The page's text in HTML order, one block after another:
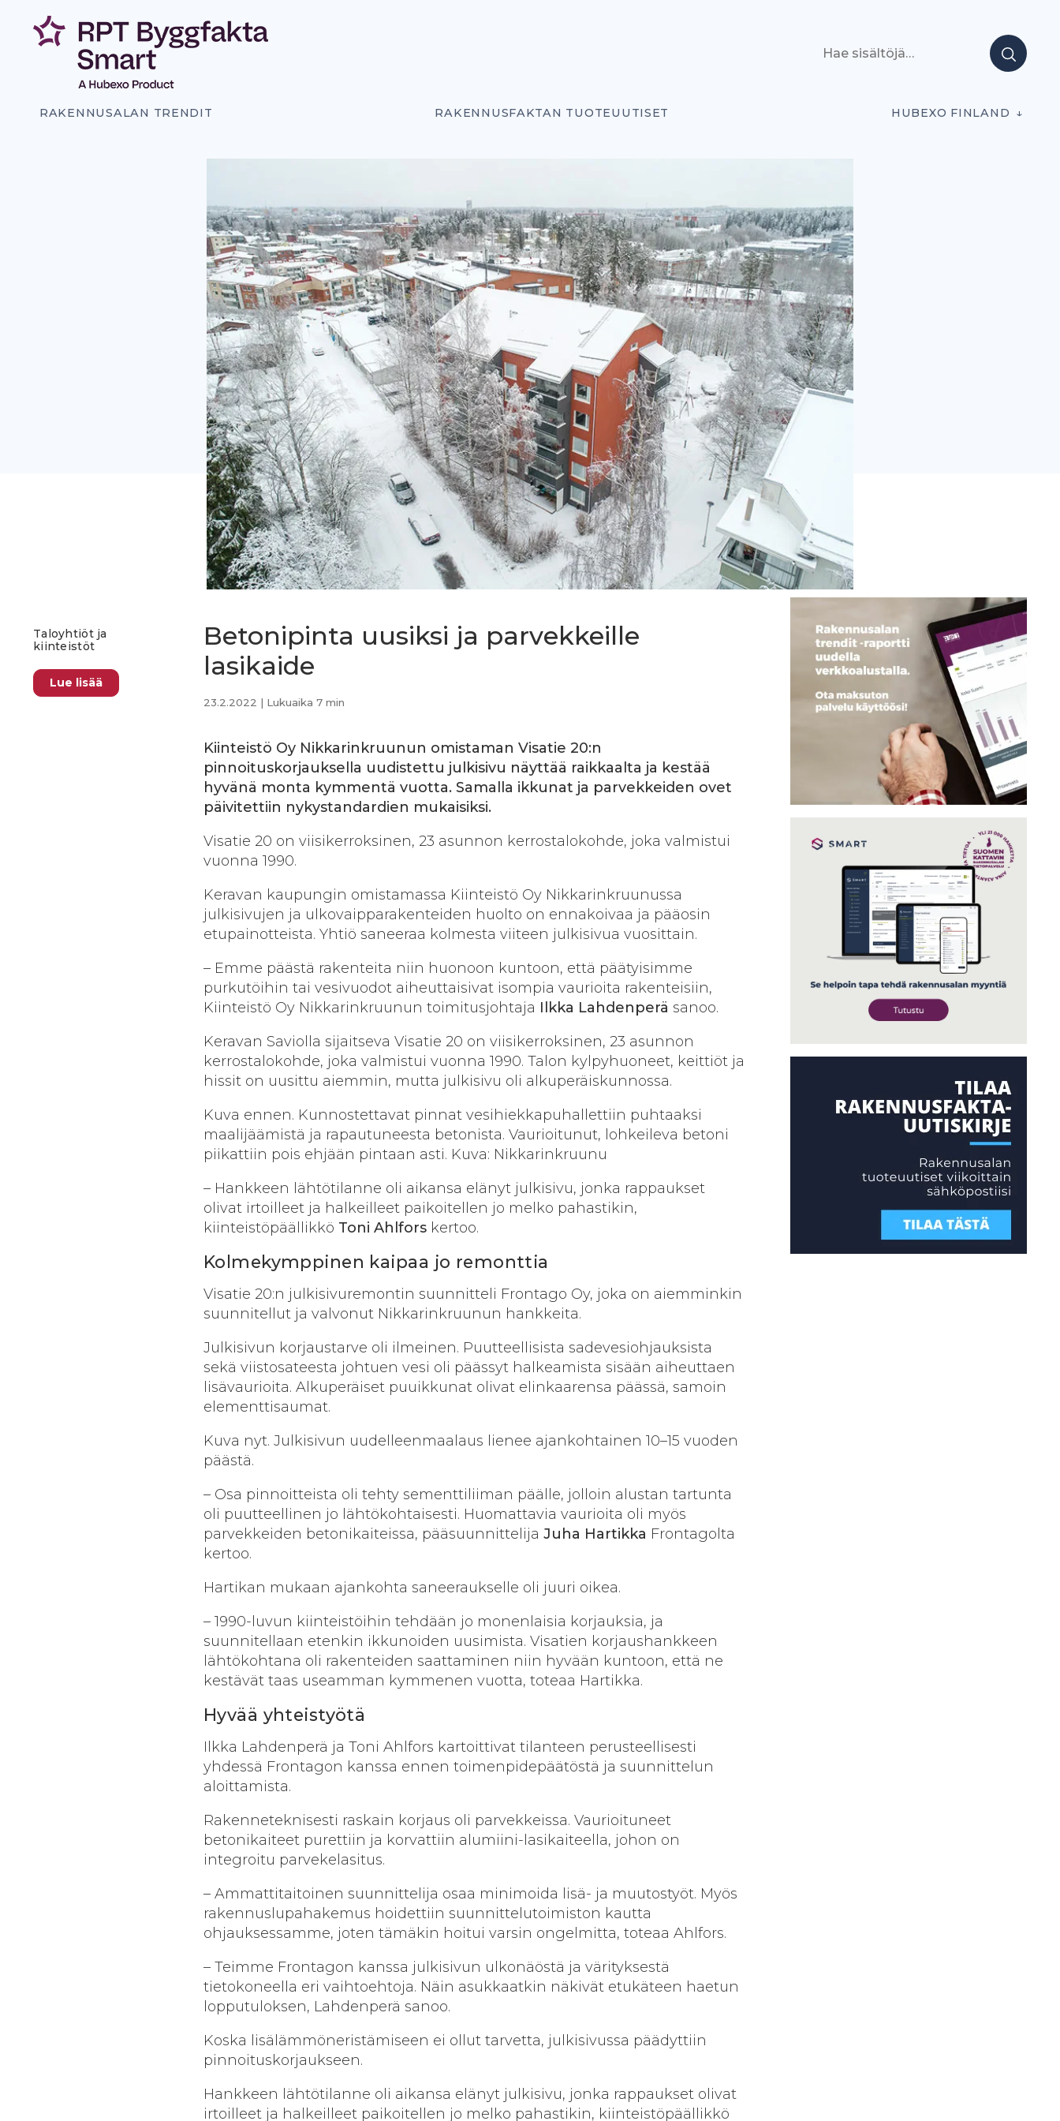
sisältöön
RAKENNUSALAN TRENDIT RAKENNUSFAKTAN TUOTEUUTISET HUBEXO FINLAND
Taloyhtiöt ja
kiinteistöt
Lue lisää
Betonipinta uusiksi ja parvekkeille
lasikaide
23.2.2022 | Lukuaika 7 min
Kiinteistö Oy Nikkarinkruunun omistaman Visatie 20:n
pinnoituskorjauksella uudistettu julkisivu näyttää raikkaalta ja kestää
hyvänä monta kymmentä vuotta. Samalla ikkunat ja parvekkeiden ovet
päivitettiin nyky­standardien mukaisiksi.
Visatie 20 on viisi­kerroksinen, 23 asunnon kerrostalokohde, joka valmistui
vuonna 1990.
Keravan kaupungin omistamassa Kiinteistö Oy Nikkarinkruunussa
julkisivujen ja ulkovaipparakenteiden huolto on ennakoivaa ja pääosin
etupainotteista. Yhtiö saneeraa kolmesta viiteen julkisivua vuosittain.
– Emme päästä rakenteita niin huonoon kuntoon, että päätyisimme
purkutöihin tai ves­ivuodot aiheuttaisivat isompia vaurioita rakenteisiin,
Kiinteistö Oy Nikkarinkruunun toimitus­johtaja Ilkka Lahdenperä sanoo.
Keravan Saviolla sijaitseva Visatie 20 on viisi­kerroksinen, 23 asunnon
kerrostalokohde, joka valmistui vuonna 1990. Talon kylpyhuoneet, keittiöt ja
hissit on uusittu aiemmin, mutta julki­sivu oli alkuperäiskunnossa.
Kuva ennen. Kunnostettavat pinnat vesihiekkapuhallettiin puhtaaksi
maalijäämistä ja rapautuneesta betonista. Vaurioitunut, lohkeileva betoni
piikattiin pois ehjään pintaan asti. Kuva: Nikkarinkruunu
– Hankkeen lähtötilanne oli aikansa elänyt julkisivu, jonka rappaukset
olivat irtoilleet ja halkeilleet paikoitellen jo melko pahastikin,
kiinteistöpäällikkö Toni Ahlfors kertoo.
Kolmekymppinen kaipaa jo remonttia
Visatie 20:n julkisivuremontin suunnitteli Frontago Oy, joka on aiemminkin
suunnitellut ja valvonut Nikkarinkruunun hankkeita.
Julkisivun korjaustarve oli ilmeinen. Puutteellisista sadevesiohjauksista
sekä viistosateesta johtuen vesi oli päässyt halkeamista sisään aiheuttaen
lisävaurioita. Alkuperäiset puuikkunat olivat elinkaarensa päässä, samoin
elementtisaumat.
Kuva nyt. Julkisivun uudelleenmaalaus lienee ajankohtainen 10–15 vuoden
päästä.
– Osa pinnoitteista oli tehty sementtiliiman päälle, jolloin alustan tartunta
oli puutteellinen jo lähtökohtaisesti. Huomattavia vaurioita oli myös
parvekkeiden betonikaiteissa, pääsuunnittelija Juha Hartikka Frontagolta
kertoo.
Hartikan mukaan ajankohta saneeraukselle oli juuri oikea.
– 1990-luvun kiinteistöihin tehdään jo monenlaisia korjauksia, ja
suunnitellaan etenkin ikkunoiden uusimista. Visatien korjaushankkeen
lähtökohtana oli rakenteiden saattaminen niin hyvään kuntoon, että ne
kestävät taas useamman kymmenen vuotta, toteaa Hartikka.
Hyvää yhteistyötä
Ilkka Lahdenperä ja Toni Ahlfors kartoittivat tilanteen perusteellisesti
yhdessä Frontagon kanssa ennen toimenpidepäätöstä ja suunnittelun
aloittamista.
Rakenneteknisesti raskain korjaus oli parvekkeissa. Vaurioituneet
betonikaiteet purettiin ja korvattiin alumiini-lasikaiteella, johon on
integroitu parvekelasitus.
– Ammattitaitoinen suunnittelija osaa minimoida lisä- ja muutostyöt. Myös
rakennuslupahakemus hoidettiin suunnittelutoimiston kautta
ohjauksessamme, joten tämäkin hoitui varsin ongelmitta, toteaa Ahlfors.
– Teimme Frontagon kanssa julkisivun ulkonäöstä ja värityksestä
tietokoneella eri vaihto­ehtoja. Näin asukkaatkin näkivät etukäteen haetun
lopputuloksen, Lahdenperä sanoo.
Koska lisälämmöneristämiseen ei ollut tarvetta, julkisivussa päädyttiin
pinnoituskorjaukseen.
Hankkeen lähtötilanne oli aikansa elänyt julkisivu, jonka rappaukset olivat
irtoilleet ja halkeilleet paikoitellen jo melko pahastikin, kiinteistöpäällikkö